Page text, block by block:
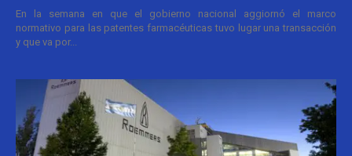
En la semana en que el gobierno nacional aggiornó el marco
normativo para las patentes farmacéuticas tuvo lugar una transacción
y que va por...